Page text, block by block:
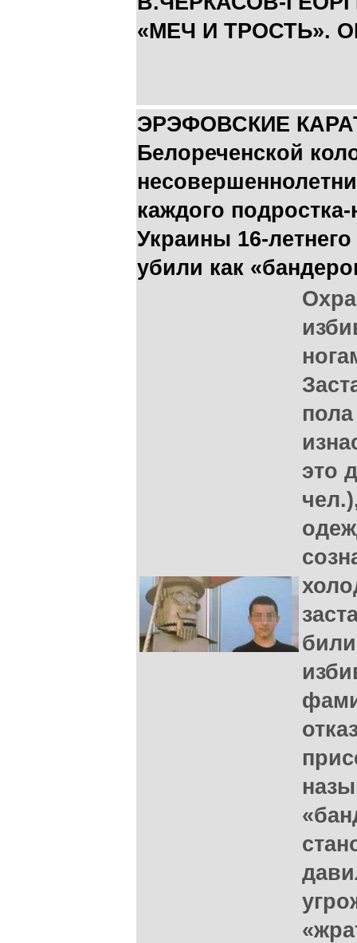
«МЕЧ И ТРОСТЬ».
ЭРЭФОВСКИЕ
Белореченской
каждого
Украины 16-
убили как
это